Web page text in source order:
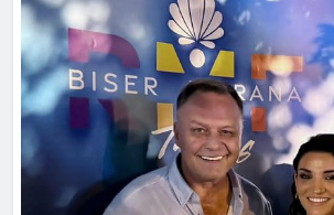
„Do zvijezda“: Nova ljubavna
Džihića